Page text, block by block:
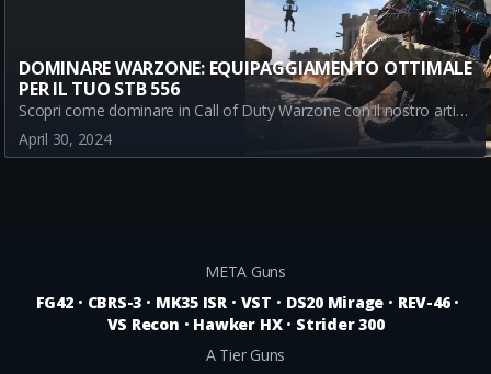
DOMINARE WARZONE: EQUIPAGGIAMENTO OTTIMALE
PER IL TUO STB 556
Scopri come dominare in Call of Duty Warzone con il nostro articolo dettagliato sull'equipaggiamento ottimale per l'STB 556. Impara come la Granata Fumogena e il Semtex possono migliorare il tuo gameplay e portarti alla vittoria!
April 30, 2024
META Guns
FG42 • CBRS-3 • MK35 ISR • VST • DS20 Mirage • REV-46 •
VS Recon • Hawker HX • Strider 300
A Tier Guns